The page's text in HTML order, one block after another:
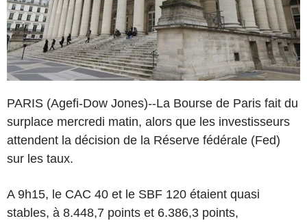
PARIS (Agefi-Dow Jones)--La Bourse de Paris fait du
surplace mercredi matin, alors que les investisseurs
attendent la décision de la Réserve fédérale (Fed)
sur les taux.
A 9h15, le CAC 40 et le SBF 120 étaient quasi
stables, à 8.448,7 points et 6.386,3 points,